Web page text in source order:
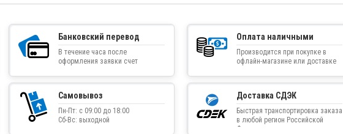
Банковский перевод
В течение часа после
оформления заявки счет
электронную почту
Оплата наличными
Производится при покупке в
офлайн-магазине или доставке
Самовывоз
Пн-Пт: с 09:00 до 18:00
Сб-Вс: выходной
Доставка СДЭК
Быстрая транспортировка заказа
в любой регион Российской
Федерации